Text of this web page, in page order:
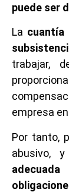
puede ser
La cuantía
trabajar,
empresa
Por tanto,
abusivo,